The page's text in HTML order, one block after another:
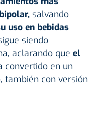
salvando
uso en bebidas
siendo
aclarando que el
convertido en un
también con versión